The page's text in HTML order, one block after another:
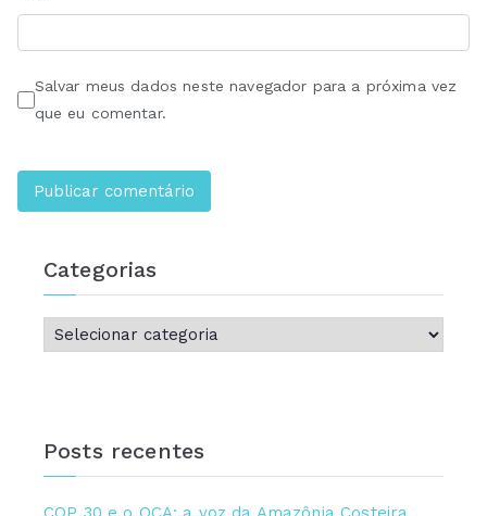
Salvar meus dados neste navegador para a próxima vez
que eu comentar.
Categorias
Posts recentes